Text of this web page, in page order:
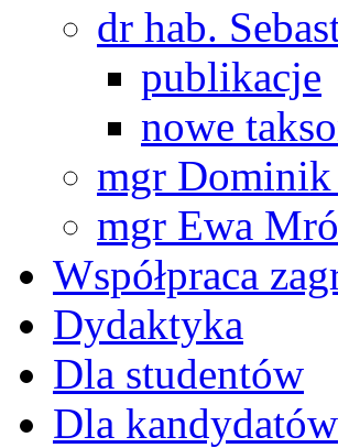
dr hab.
publikacje
nowe
mgr
mgr Ewa
Współpraca
Dydaktyka
Dla studentów
Dla kandydatów